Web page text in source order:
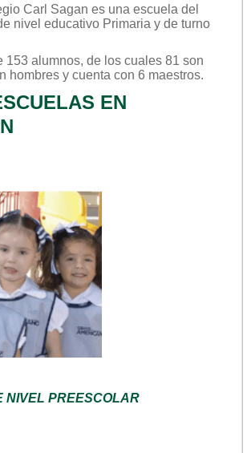
Carl Sagan es una escuela del
nivel educativo Primaria y de turno
153 alumnos, de los cuales 81 son
hombres y cuenta con 6 maestros.
EN
NIVEL PREESCOLAR